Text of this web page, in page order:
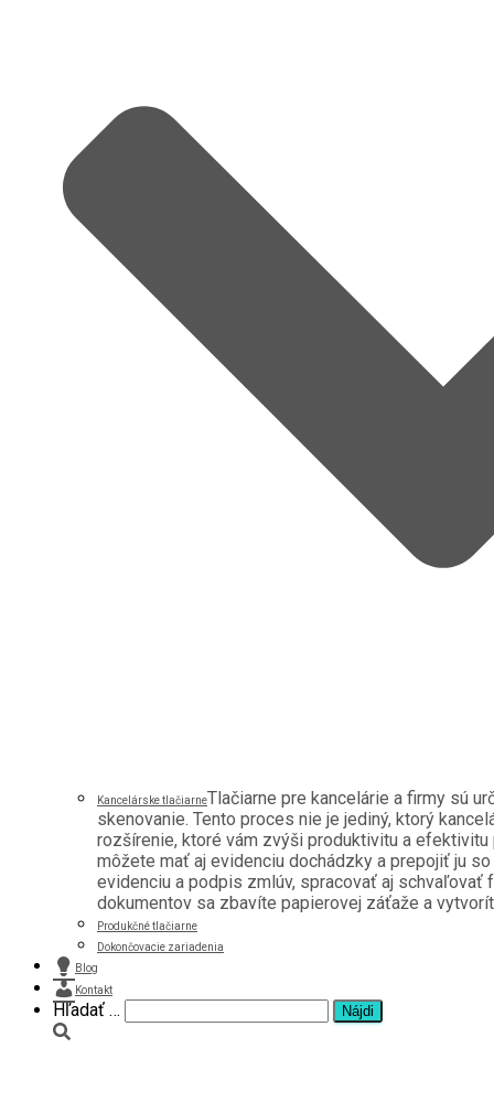
Kancelárske tlačiarneTlačiarne pre kancelárie a firmy sú
skenovanie. Tento proces nie je jediný, ktorý
rozšírenie, ktoré vám zvýši produktivitu a efektivitu
môžete mať aj evidenciu dochádzky a prepojiť ju
evidenciu a podpis zmlúv, spracovať aj schvaľovať
dokumentov sa zbavíte papierovej záťaže a
Produkčné tlačiarne
Dokončovacie zariadenia
Blog
Kontakt
Hľadať:
Hľadať …